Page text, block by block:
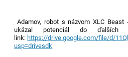
Adamov, robot s názvom XLC
ukázal potenciál do ďalších
link:https://drive.google.com/file/d/
usp=drivesdk